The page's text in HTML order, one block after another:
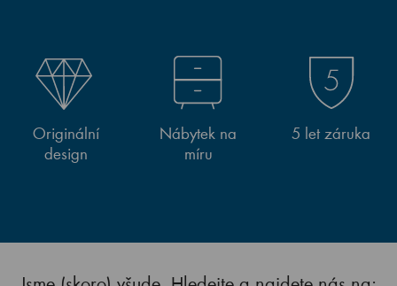
Originální
design
Nábytek na
míru
5 let záruka